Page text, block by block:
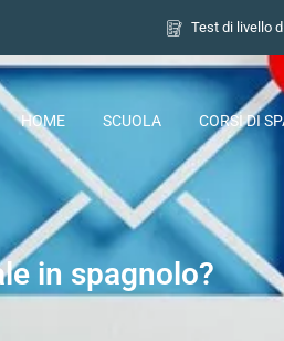
Test di livello
HOME SCUOLA CORSI DI
in spagnolo?